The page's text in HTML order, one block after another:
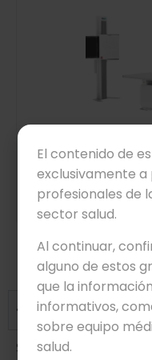
SALA DE RAYOS X
¿Quiénes son
Somos Beyond Medical
El contenido de
exclusivamente
profesionales de
sector salud.
Al continuar,
alguno de estos
que la
informativos,
sobre equipo
salud.